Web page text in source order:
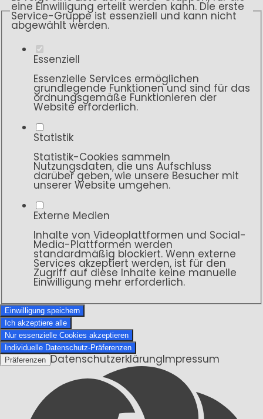
eine Einwilligung erteilt werden kann. Die erste
Service-Gruppe ist essenziell und kann nicht
abgewählt werden.
Essenziell
Essenzielle Services ermöglichen
grundlegende Funktionen und sind für das
ordnungsgemäße Funktionieren der
Website erforderlich.
Statistik
Statistik-Cookies sammeln
Nutzungsdaten, die uns Aufschluss
darüber geben, wie unsere Besucher mit
unserer Website umgehen.
Externe Medien
Inhalte von Videoplattformen und Social-
Media-Plattformen werden
standardmäßig blockiert. Wenn externe
Services akzeptiert werden, ist für den
Zugriff auf diese Inhalte keine manuelle
Einwilligung mehr erforderlich.
Einwilligung speichern
Ich akzeptiere alle
Nur essenzielle Cookies akzeptieren
Individuelle Datenschutz-Präferenzen
Präferenzen DatenschutzerklärungImpressum